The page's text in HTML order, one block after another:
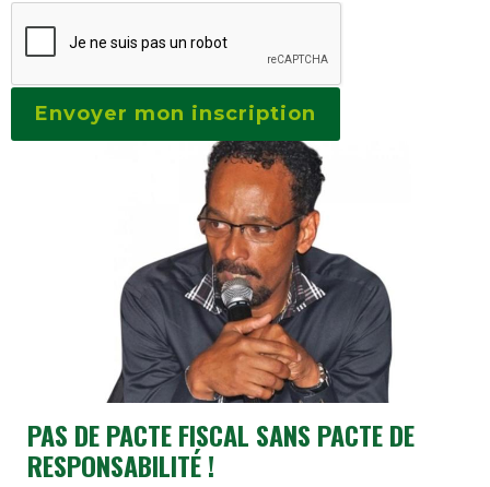
PAS DE PACTE FISCAL SANS PACTE DE
RESPONSABILITÉ !